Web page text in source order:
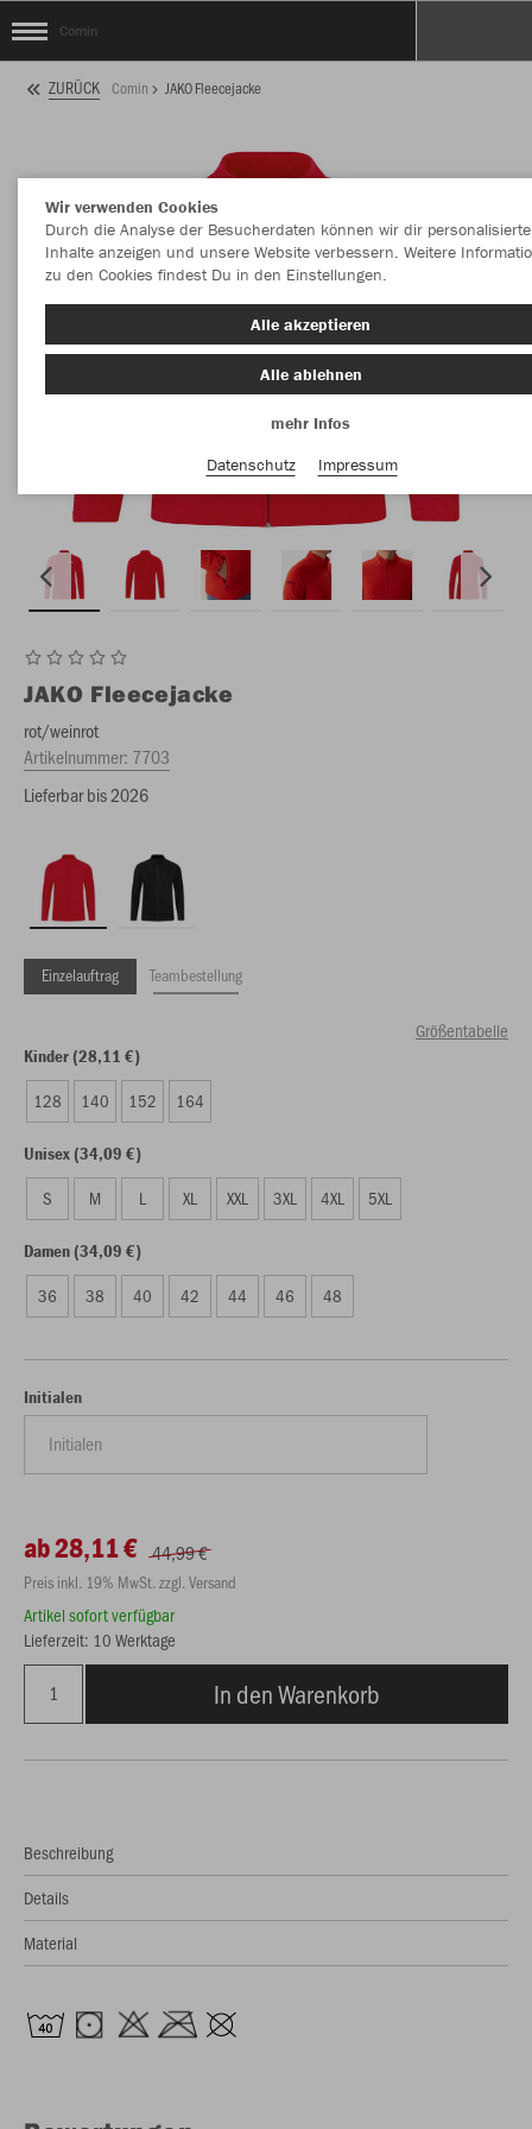
Comin
ZURÜCK Comin JAKO Fleecejacke
JAKO Fleecejacke
rot/weinrot
Artikelnummer: 7703
Lieferbar bis 2026
Einzelauftrag Teambestellung
Größentabelle
Kinder (28,11 €)
128 140 152 164
Unisex (34,09 €)
S M L XL XXL 3XL 4XL 5XL
Damen (34,09 €)
36 38 40 42 44 46 48
Initialen
ab 28,11 € 44,99 €
Preis inkl. 19% MwSt. zzgl. Versand
Artikel sofort verfügbar
Lieferzeit: 10 Werktage
In den Warenkorb
Beschreibung
Details
Material
Wir verwenden Cookies
Durch die Analyse der Besucherdaten können wir dir personalisierte
Inhalte anzeigen und unsere Website verbessern. Weitere
zu den Cookies findest Du in den Einstellungen.
Alle akzeptieren
Alle ablehnen
mehr Infos
Datenschutz
Impressum